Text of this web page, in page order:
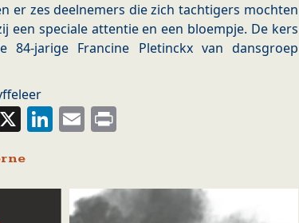
er zes deelnemers die zich tachtigers mochten
een speciale attentie en een bloempje. De kers
jarige Francine Pletinckx van dansgroep
X LinkedIn
Email